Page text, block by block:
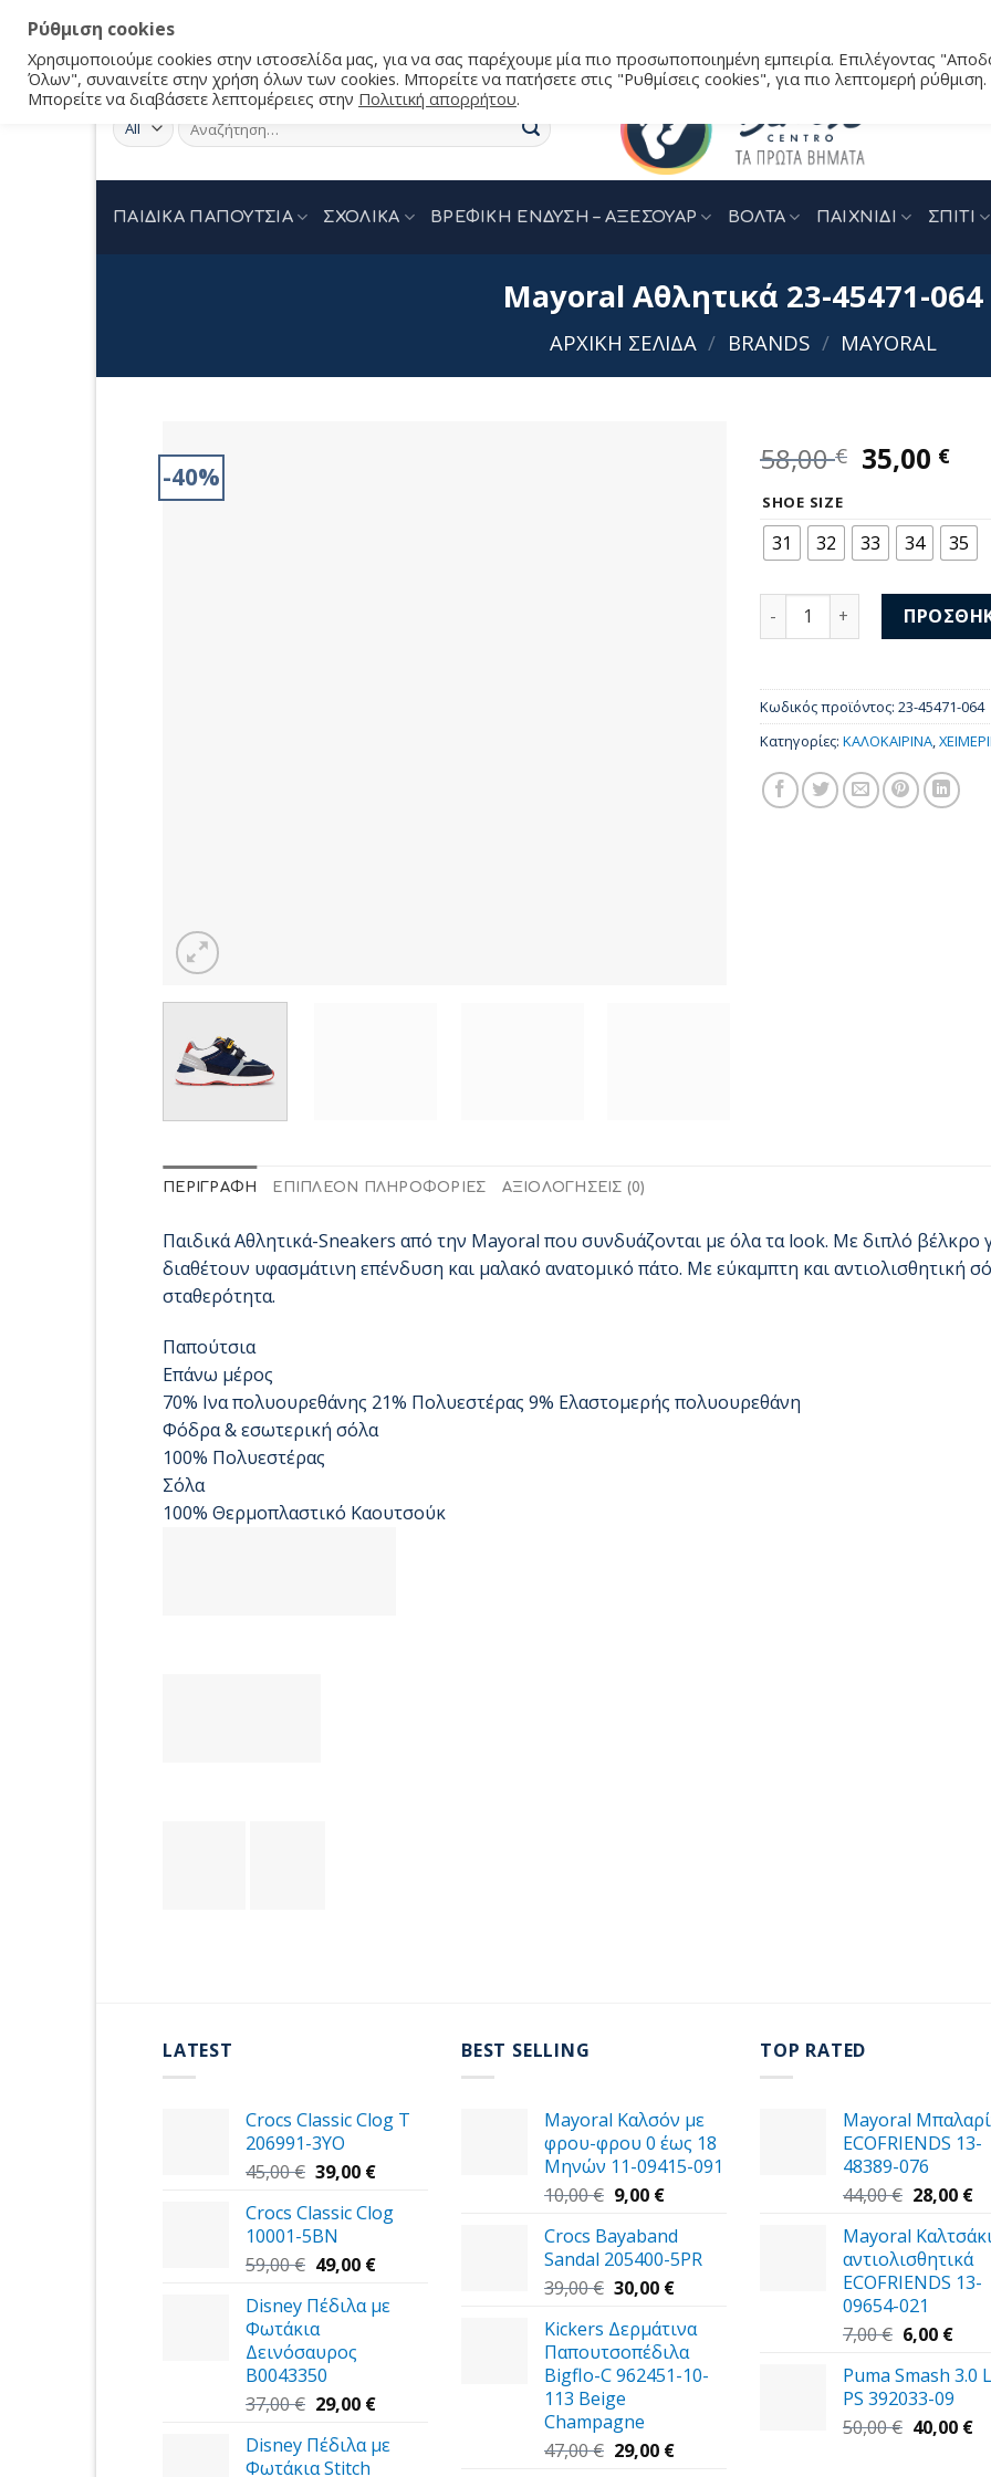
Αναζήτηση
για:
ΠΑΙΔΙΚΑ ΠΑΠΟΥΤΣΙΑ ΣΧΟΛΙΚΑ ΒΡΕΦΙΚΗ ΕΝΔΥΣΗ – ΑΞΕΣΟΥΑΡ ΒΟΛΤΑ ΠΑΙΧΝΙΔΙ ΣΠΙΤΙ
Mayoral Αθλητικά 23-45471-064
ΑΡΧΙΚΉ ΣΕΛΊΔΑ / BRANDS / MAYORAL
-40% 58,00€ Original
price
58,00 €.
35,00 €Η
SHOE SIZE
31 32 33 34 35
Mayoral Αθλητικά 23-
Κωδικός προϊόντος: 23-45471-064
Κατηγορίες: ΚΑΛΟΚΑΙΡΙΝΑ,
ΠΕΡΙΓΡΑΦΉ ΕΠΙΠΛΈΟΝ ΠΛΗΡΟΦΟΡΊΕΣ ΑΞΙΟΛΟΓΉΣΕΙΣ (0)
Παιδικά Αθλητικά-Sneakers από την Mayoral που συνδυάζονται με όλα τα look. Με διπλό βέλκρο
διαθέτουν υφασμάτινη επένδυση και μαλακό ανατομικό πάτο. Με εύκαμπτη και αντιολισθητική
σταθερότητα.
Παπούτσια
Επάνω μέρος
70% Ινα πολυουρεθάνης 21% Πολυεστέρας 9% Ελαστομερής πολυουρεθάνη
Φόδρα & εσωτερική σόλα
100% Πολυεστέρας
Σόλα
100% Θερμοπλαστικό Καουτσούκ
LATEST
Crocs Classic Clog T
206991-3YΟ
45,00€ Original
was:
45,00 €.
39,00 €Η
τιμή
39,00 €.
Crocs Classic Clog
10001-5BN
59,00€ Original
was:
59,00 €.
49,00 €Η
τιμή
Disney Πέδιλα με
Φωτάκια
Δεινόσαυρος
B0043350
37,00€ Original
was:
37,00 €.
29,00 €Η
τιμή
Disney Πέδιλα με
Φωτάκια Stitch
BEST SELLING
Mayoral Καλσόν με
φρου-φρου 0 έως 18
Μηνών 11-09415-091
10,00€ Original
was:
10,00 €.
9,00 €Η
τιμή
είναι:
9,00 €.
Crocs Bayaband
Sandal 205400-5PR
39,00€ Original
was:
39,00 €.
30,00 €Η
τιμή
είναι:
30,00 €.
Kickers Δερμάτινα
Παπουτσοπέδιλα
Bigflo-C 962451-10-
113 Beige
Champagne
47,00€ Original
29,00 €Η
TOP RATED
Mayoral
ECOFRIENDS 13-
48389-076
44,00€ Original
was:
44,00 €.
28,00 €Η
Mayoral
αντιολισθητικά
ECOFRIENDS 13-
09654-021
7,00€ Original
was:
7,00 €.
6,00 €Η
τιμή
είναι:
6,00
Puma Smash 3.0
PS 392033-09
50,00€ Original
40,00 €Η
Ρύθμιση cookies
Χρησιμοποιούμε cookies στην ιστοσελίδα μας, για να σας παρέχουμε μία πιο προσωποποιημένη εμπειρία. Επιλέγοντας
Όλων", συναινείτε στην χρήση όλων των cookies. Μπορείτε να πατήσετε στις "Ρυθμίσεις cookies", για πιο λεπτομερή ρύθμιση.
Μπορείτε να διαβάσετε λεπτομέρειες στην Πολιτική απορρήτου.